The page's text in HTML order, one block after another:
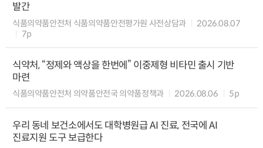
발간
식품의약품안전처 식품의약품안전평가원 사전상담과
2026.08.07
7p
식약처, “정제와 액상을 한번에” 이중제형 비타민 출시 기반
마련
식품의약품안전처 의약품안전국 의약품정책과 2026.08.06 5p
우리 동네 보건소에서도 대학병원급 AI 진료, 전국에 AI
진료지원 도구 보급한다